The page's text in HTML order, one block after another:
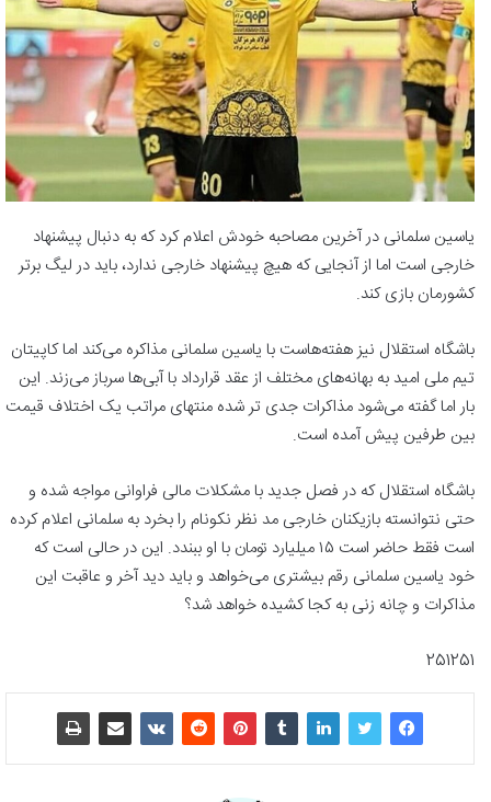
یاسین سلمانی در آخرین مصاحبه خودش اعلام کرد که به دنبال پیشنهاد
خارجی است اما از آنجایی که هیچ پیشنهاد خارجی ندارد، باید در لیگ برتر
کشورمان بازی کند.
باشگاه استقلال نیز هفته‌هاست با یاسین سلمانی مذاکره می‌کند اما کاپیتان
تیم ملی امید به بهانه‌های مختلف از عقد قرارداد با آبی‌ها سرباز می‌زند. این
بار اما گفته می‌شود مذاکرات جدی تر شده منتهای مراتب یک اختلاف قیمت
بین طرفین پیش آمده است.
باشگاه استقلال که در فصل جدید با مشکلات مالی فراوانی مواجه شده و
حتی نتوانسته بازیکنان خارجی مد نظر نکونام را بخرد به سلمانی اعلام کرده
است فقط حاضر است ۱۵ میلیارد تومان با او ببندد. این در حالی است که
خود یاسین سلمانی رقم بیشتری می‌خواهد و باید دید آخر و عاقبت این
مذاکرات و چانه زنی به کجا کشیده خواهد شد؟
251251